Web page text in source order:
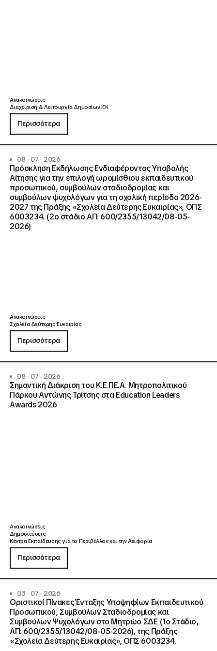
Ανακοινώσεις
Διαχείριση & Λειτουργία Δημοσίων ΙΕΚ
Περισσότερα
08 · 07 · 2026
Πρόσκληση Εκδήλωσης Ενδιαφέροντος Υποβολής
Αίτησης για την επιλογή ωρομίσθιου εκπαιδευτικού
προσωπικού, συμβούλων σταδιοδρομίας και
συμβούλων ψυχολόγων για τη σχολική περίοδο 2026-
2027 της Πράξης «Σχολεία Δεύτερης Ευκαιρίας», ΟΠΣ
6003234. (2ο στάδιο ΑΠ: 600/2355/13042/08-05-
2026)
Ανακοινώσεις
Σχολεία Δεύτερης Ευκαιρίας
Περισσότερα
08 · 07 · 2026
Σημαντική Διάκριση του Κ.Ε.ΠΕ.Α. Μητροπολιτικού
Πάρκου Αντώνης Τρίτσης στα Education Leaders
Awards 2026
Ανακοινώσεις
Δημοσιεύσεις
Κέντρα Εκπαίδευσης για το Περιβάλλον και την Αειφορία
Περισσότερα
03 · 07 · 2026
Οριστικοί Πίνακες Ένταξης Υποψηφίων Εκπαιδευτικού
Προσωπικού, Συμβούλων Σταδιοδρομίας και
Συμβούλων Ψυχολόγων στο Μητρώο ΣΔΕ (1ο Στάδιο,
ΑΠ: 600/2355/13042/08-05-2026), της Πράξης
«Σχολεία Δεύτερης Ευκαιρίας», ΟΠΣ 6003234.